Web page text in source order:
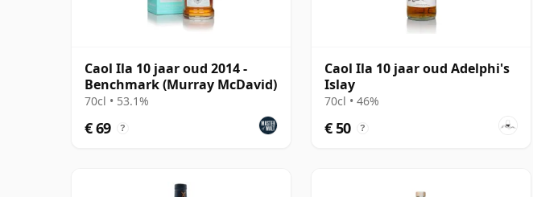
Caol Ila 10 jaar oud 2014 -
Benchmark (Murray McDavid)
70cl • 53.1%
€ 69 ?
Caol Ila 10 jaar oud Adelphi's
Islay
70cl • 46%
€ 50 ?